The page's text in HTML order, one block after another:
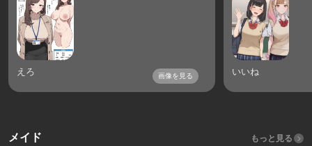
えろ 画像を見る いいね
メイド もっと見る